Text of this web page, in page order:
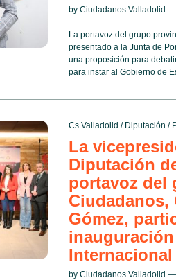
by Ciudadanos Valladolid
La portavoz del grupo
presentado a la Junta de
una proposición para
para instar al Gobierno de
Cs Valladolid / Diputación /
La
Diputación
portavoz del
Ciudadanos,
Gómez,
by Ciudadanos Valladolid